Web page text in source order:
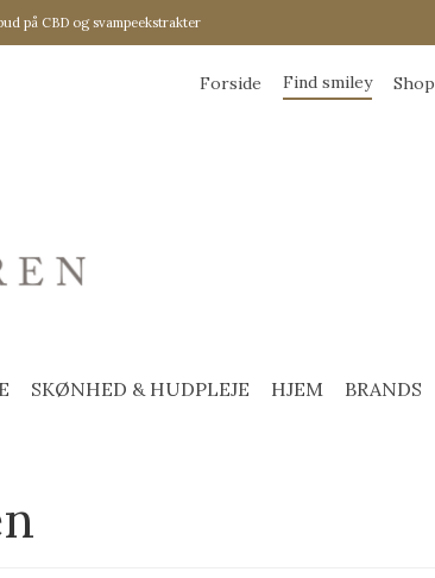
på CBD og svampeekstrakter
Forside Find smiley Shop
SKØNHED & HUDPLEJE HJEM BRANDS